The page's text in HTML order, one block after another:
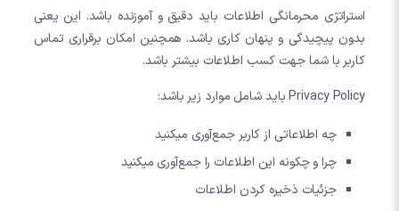
استراتژی محرمانگی اطلاعات باید دقیق و آموزنده باشد. این یعنی
بدون پیچیدگی و پنهان کاری باشد. همچنین امکان برقراری تماس
کاربر با شما جهت کسب اطلاعات بیشتر باشد.
Privacy Policy باید شامل موارد زیر باشد:
چه اطلاعاتی از کاربر جمع‌آوری میکنید
چرا و چکونه این اطلاعات را جمع‌آوری میکنید
جزئیات ذخیره کردن اطلاعات